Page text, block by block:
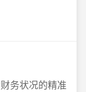
务状况的精准